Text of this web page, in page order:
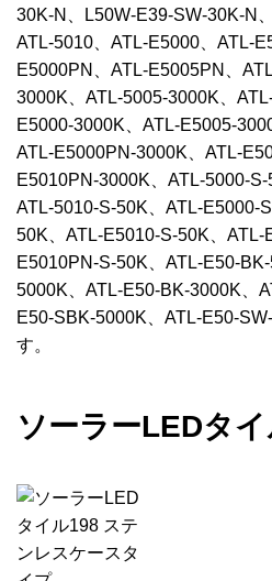
30K-N、L50W-E39-SW-30K-N
ATL-5010、ATL-E5000、ATL-
E5000PN、ATL-E5005PN、
3000K、ATL-5005-3000K、
E5000-3000K、ATL-E5005-
ATL-E5000PN-3000K、ATL-
E5010PN-3000K、ATL-5000-S-
ATL-5010-S-50K、ATL-E5000-
50K、ATL-E5010-S-50K、
E5010PN-S-50K、ATL-E50-
5000K、ATL-E50-BK-3000K、
E50-SBK-5000K、ATL-E50-
す。
ソーラーLEDタ